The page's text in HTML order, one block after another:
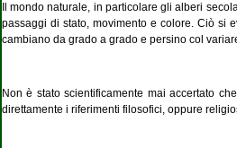
Il mondo naturale, in particolare gli alberi
passaggi di stato, movimento e colore. Ciò si
cambiano da grado a grado e persino col
Non è stato scientificamente mai accertato
direttamente i riferimenti filosofici, oppure